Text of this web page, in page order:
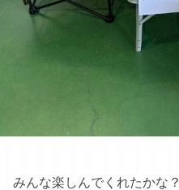
みんな楽しんでくれたかな？